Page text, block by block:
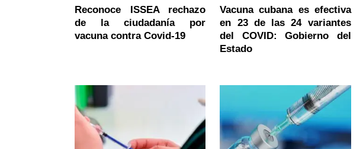
Reconoce ISSEA rechazo
de la ciudadanía por
vacuna contra Covid-19
Vacuna cubana es efectiva
en 23 de las 24 variantes
del COVID: Gobierno del
Estado